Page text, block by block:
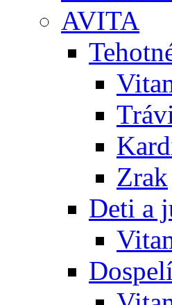
AVITA
Zrak
Deti a